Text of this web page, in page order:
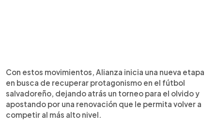
Con estos movimientos, Alianza inicia una nueva etapa
en busca de recuperar protagonismo en el fútbol
salvadoreño, dejando atrás un torneo para el olvido y
apostando por una renovación que le permita volver a
competir al más alto nivel.